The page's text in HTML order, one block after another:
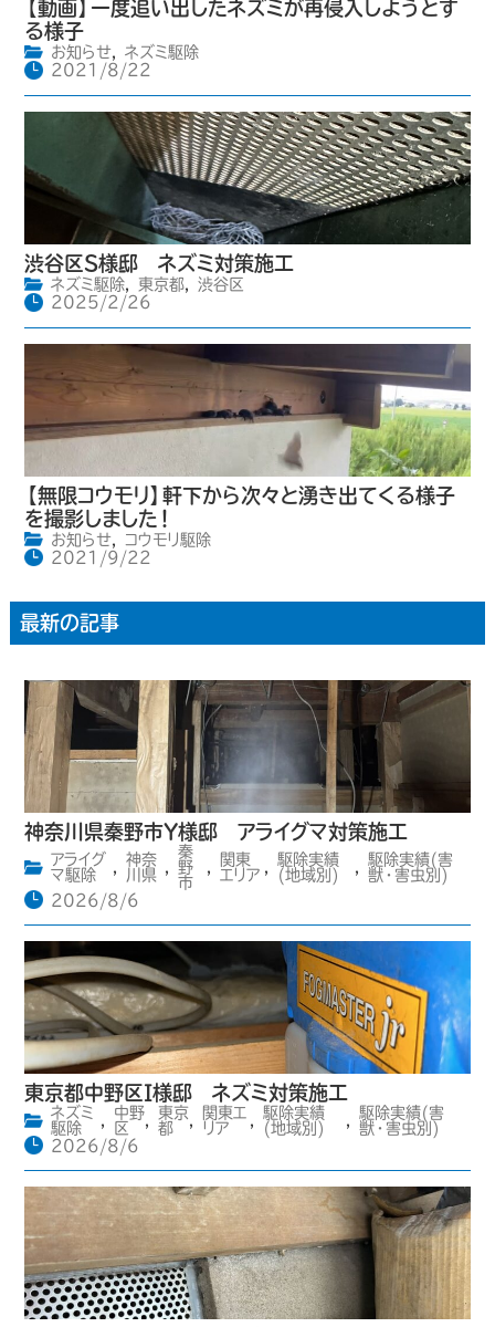
【動画】一度追い出したネズミが再侵入しようとす
る様子
お知らせ,
ネズミ駆除
2021/8/22
渋谷区S様邸 ネズミ対策施工
ネズミ駆除, 東京都,
渋谷区
2025/2/26
【無限コウモリ】軒下から次々と湧き出てくる様子
を撮影しました！
お知らせ,
コウモリ駆除
2021/9/22
最新の記事
神奈川県秦野市Y様邸 アライグマ対策施工
アライグ
マ駆除
,
神奈
川県 ,
秦
野
市
,
関東
エリア ,
駆除実績
(地域別)
,
駆除実績(害
獣・害虫別)
2026/8/6
東京都中野区I様邸 ネズミ対策施工
ネズミ
駆除
,
中野
区
,
東京
都
,
関東エ
リア
,
駆除実績
(地域別)
,
駆除実績(害
獣・害虫別)
2026/8/6